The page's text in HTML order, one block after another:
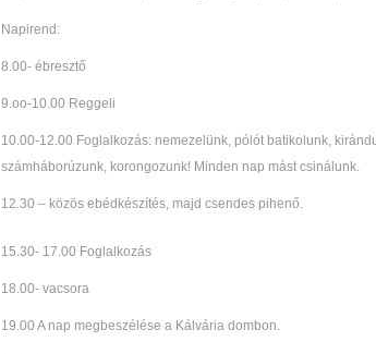
Napirend:
8.00- ébresztő
9.oo-10.00 Reggeli
10.00-12.00 Foglalkozás: nemezelünk, pólót batikolunk,
számháborúzunk, korongozunk! Minden nap mást csinálunk.
12.30 – közös ebédkészítés, majd csendes pihenő.
15.30- 17.00 Foglalkozás
18.00- vacsora
19.00 A nap megbeszélése a Kálvária dombon.